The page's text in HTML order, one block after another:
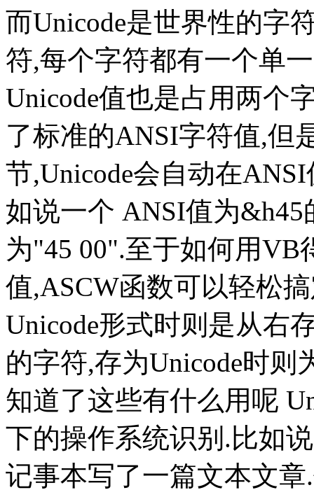
而Unicode是世界性的字
符,每个字符都有一个单
Unicode值也是占用两个
了标准的ANSI字符值,但
节,Unicode会自动在
如说一个 ANSI值为&h45
为"45 00".至于如何用VB
值,ASCW函数可以轻松
Unicode形式时则是从右
的字符,存为Unicode时则
知道了这些有什么用呢
下的操作系统识别.比如
记事本写了一篇文本文